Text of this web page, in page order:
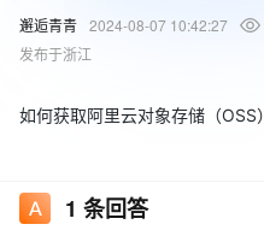
邂逅青青 2024-08-07 10:42:27
发布于浙江
如何获取阿里云对象存储（OSS
1 条回答